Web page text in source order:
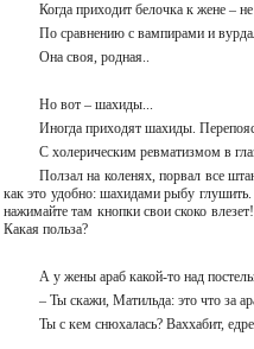
Когда приходит белочка к жене –
По сравнению с вампирами и
Она своя, родная..
Но вот – шахиды...
Иногда приходят шахиды.
С холерическим ревматизмом в
Ползал на коленях, порвал все
как это удобно: шахидами рыбу
нажимайте там кнопки свои скоко
Какая польза?
А у жены араб какой-то над
– Ты скажи, Матильда: это что за
Ты с кем снюхалась? Ваххабит,